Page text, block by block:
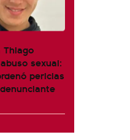
Thiago
sexual:
pericias